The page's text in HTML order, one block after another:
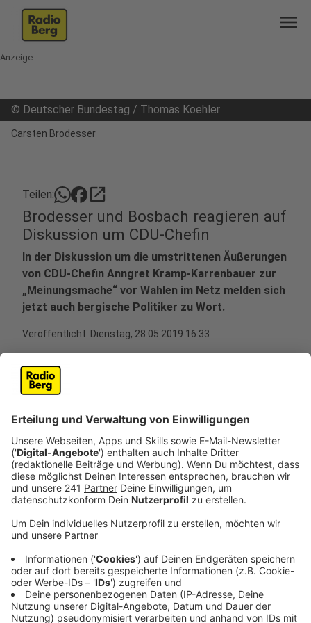
menu
Anzeige
© Deutscher Bundestag / Thomas Koehler
Carsten Brodesser
Teilen: open_in_new
Brodesser und Bosbach reagieren auf
Diskussion um CDU-Chefin
In der Diskussion um die umstrittenen Äußerungen
von CDU-Chefin Anngret Kramp-Karrenbauer zur
„Meinungsmache“ vor Wahlen im Netz melden sich
jetzt auch bergische Politiker zu Wort.
Veröffentlicht: Dienstag, 28.05.2019 16:33
Anzeige
Er habe sich bei der ersten Äußerung seinen Teil
gedacht, sagte uns der oberbergische CDU
Bundestagsabgeordnete Carsten Brodesser. Kramp-
Karrenbauer habe sie aber wieder gerade gerückt.
Personaldiskussionen um die CDU-Chefin hält er nicht
für sinnvoll:
Anzeige